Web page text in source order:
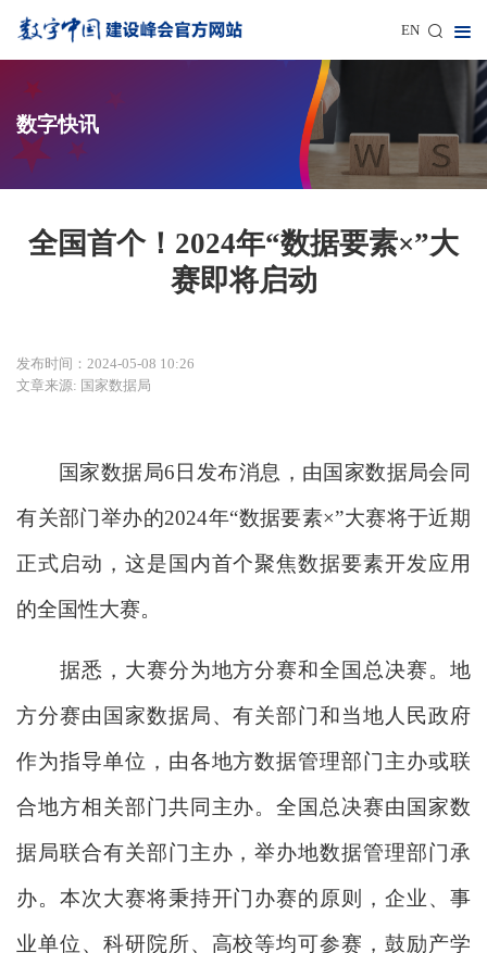
EN
数字快讯
全国首个！2024年“数据要素×”大
赛即将启动
发布时间：2024-05-08 10:26
文章来源: 国家数据局
国家数据局6日发布消息，由国家数据局会同
有关部门举办的2024年“数据要素×”大赛将于近期
正式启动，这是国内首个聚焦数据要素开发应用
的全国性大赛。
据悉，大赛分为地方分赛和全国总决赛。地
方分赛由国家数据局、有关部门和当地人民政府
作为指导单位，由各地方数据管理部门主办或联
合地方相关部门共同主办。全国总决赛由国家数
据局联合有关部门主办，举办地数据管理部门承
办。本次大赛将秉持开门办赛的原则，企业、事
业单位、科研院所、高校等均可参赛，鼓励产学